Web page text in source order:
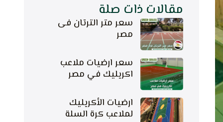
مقالات ذات صلة
سعر متر الترتان فى
مصر
سعر ارضيات ملاعب
اكريليك في مصر
ارضيات الأكريليك
لملاعب كرة السلة